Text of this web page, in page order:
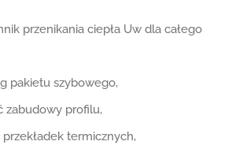
przenikania ciepła Uw dla całego
pakietu szybowego,
zabudowy profilu,
termicznych,